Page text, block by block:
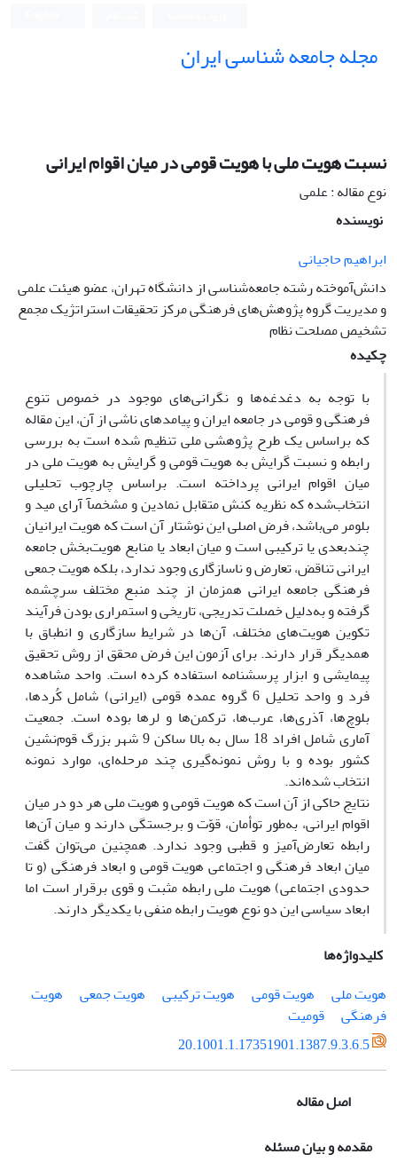
مجله جامعه شناسی ایران
نسبت هویت ملی با هویت قومی در میان اقوام ایرانی
نوع مقاله : علمی
نویسنده
ابراهیم حاجیانی
دانش‌آموخته رشته جامعه‌شناسی از دانشگاه تهران، عضو هیئت علمی
و مدیریت گروه پژوهش‌های فرهنگی مرکز تحقیقات استراتژیک مجمع
تشخیص مصلحت نظام
چکیده
با توجه به دغدغه‌ها و نگرانی‌های موجود در خصوص تنوع
فرهنگی و قومی در جامعه ایران و پیامدهای ناشی از آن، این مقاله
که براساس یک طرح پژوهشی ملی تنظیم شده است به بررسی
رابطه و نسبت گرایش به هویت قومی و گرایش به هویت ملی در
میان اقوام ایرانی پرداخته است. براساس چارچوب تحلیلی
انتخاب‌شده که نظریه کنش متقابل نمادین و مشخصآ آرای مید و
بلومر می‌باشد، فرض اصلی این نوشتار آن است که هویت ایرانیان
چندبعدی یا ترکیبی است و میان ابعاد یا منابع هویت‌بخش جامعه
ایرانی تناقض، تعارض و ناسازگاری وجود ندارد، بلکه هویت جمعی
فرهنگی جامعه ایرانی همزمان از چند منبع مختلف سرچشمه
گرفته و به‌دلیل خصلت تدریجی، تاریخی و استمراری بودن فرآیند
تکوین هویت‌های مختلف، آن‌ها در شرایط سازگاری و انطباق با
همدیگر قرار دارند. برای آزمون این فرض محقق از روش تحقیق
پیمایشی و ابزار پرسشنامه استفاده کرده است. واحد مشاهده
فرد و واحد تحلیل 6 گروه عمده قومی (ایرانی) شامل کُردها،
بلوچ‌ها، آذری‌ها، عرب‌ها، ترکمن‌ها و لرها بوده است. جمعیت
آماری شامل افراد 18 سال به بالا ساکن 9 شهر بزرگ قوم‌نشین
کشور بوده و با روش نمونه‌گیری چند مرحله‌ای، موارد نمونه
انتخاب شده‌اند.
نتایج حاکی از آن است که هویت قومی و هویت ملی هر دو در میان
اقوام ایرانی، به‌طور توأمان، قوّت و برجستگی دارند و میان آن‌ها
رابطه تعارض‌آمیز و قطبی وجود ندارد. همچنین می‌توان گفت
میان ابعاد فرهنگی و اجتماعی هویت قومی و ابعاد فرهنگی (و تا
حدودی اجتماعی) هویت ملی رابطه مثبت و قوی برقرار است اما
ابعاد سیاسی این دو نوع هویت رابطه منفی با یکدیگر دارند.
کلیدواژه‌ها
هویت ملی
هویت قومی هویت ترکیبی هویت جمعی
هویت
فرهنگی
قومیت
20.1001.1.17351901.1387.9.3.6.5
اصل مقاله
مقدمه و بیان مسئله